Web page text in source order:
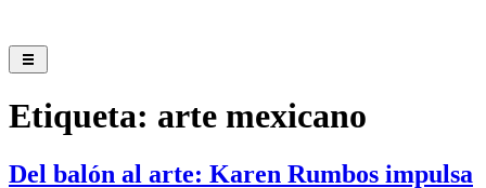
contenido
Etiqueta: arte mexicano
Del balón al arte: Karen Rumbos impulsa